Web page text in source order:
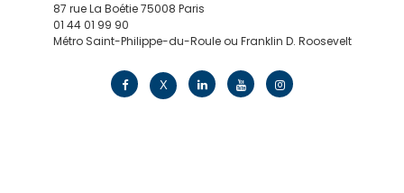
87 rue La Boétie 75008 Paris
01 44 01 99 90
Métro Saint-Philippe-du-Roule ou Franklin D. Roosevelt
X